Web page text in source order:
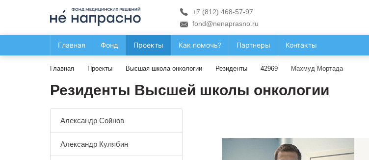
+7 (812) 468-57-97
fond@nenaprasno.ru
Главная Фонд Проекты Как помочь? Партнеры Контакты
Главная Проекты Высшая школа онкологии Резиденты 42969 Махмуд Мортада
Резиденты Высшей школы онкологии
Александр Сойнов
Александр Кулябин